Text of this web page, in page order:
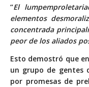
“El
elementos
concentrada
peor de los aliados
Esto demostró que
un grupo de gentes
por promesas de